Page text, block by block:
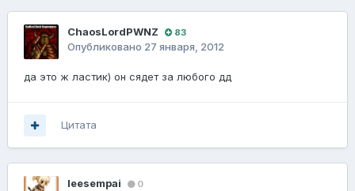
ChaosLordPWNZ 83
Опубликовано 27 января, 2012
да это ж ластик) он сядет за любого дд
Цитата
leesempai 0